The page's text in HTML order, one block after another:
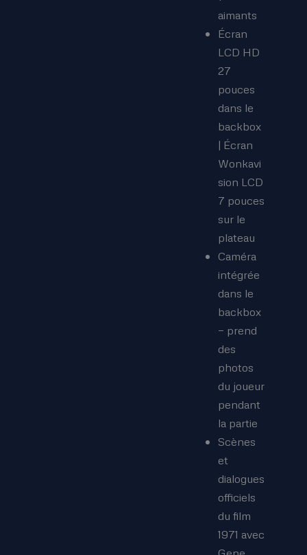
aimants
Écran
LCD HD
27
pouces
dans le
backbox
| Écran
Wonkavi
sion LCD
7 pouces
sur le
plateau
Caméra
intégrée
dans le
backbox
— prend
des
photos
du joueur
pendant
la partie
Scènes
et
dialogues
officiels
du film
1971 avec